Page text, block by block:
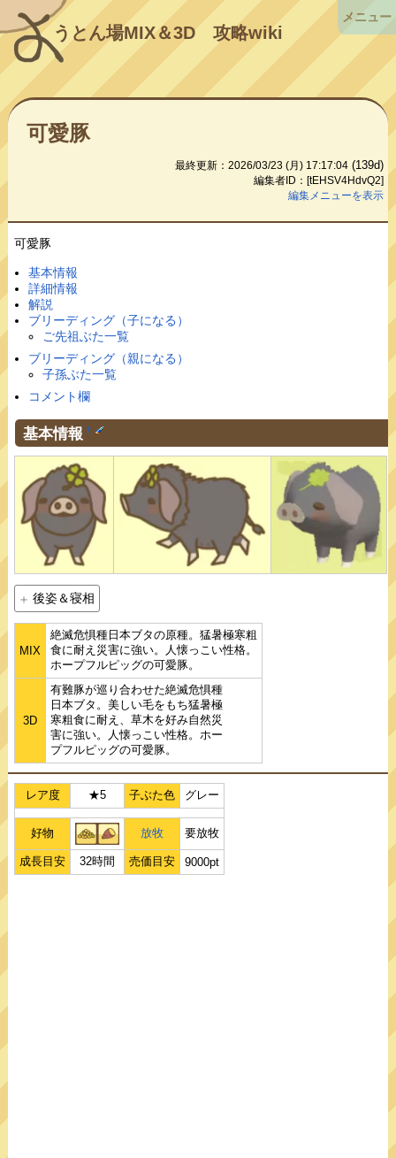
うとん場MIX＆3D攻略wiki
可愛豚
最終更新：2026/03/23 (月) 17:17:04 (139d)
編集者ID：[tEHSV4HdvQ2]
編集メニューを表示
可愛豚
基本情報
詳細情報
解説
ブリーディング（子になる）
ご先祖ぶた一覧
ブリーディング（親になる）
子孫ぶた一覧
コメント欄
基本情報 †
後姿＆寝相
MIX
絶滅危惧種日本ブタの原種。猛暑極寒粗
食に耐え災害に強い。人懐っこい性格。
ホープフルピッグの可愛豚。
3D
有難豚が巡り合わせた絶滅危惧種
日本ブタ。美しい毛をもち猛暑極
寒粗食に耐え、草木を好み自然災
害に強い。人懐っこい性格。ホー
プフルピッグの可愛豚。
レア度 ★5 子ぶた色 グレー
好物 放牧 要放牧
成長目安 32時間 売価目安 9000pt
メニュー